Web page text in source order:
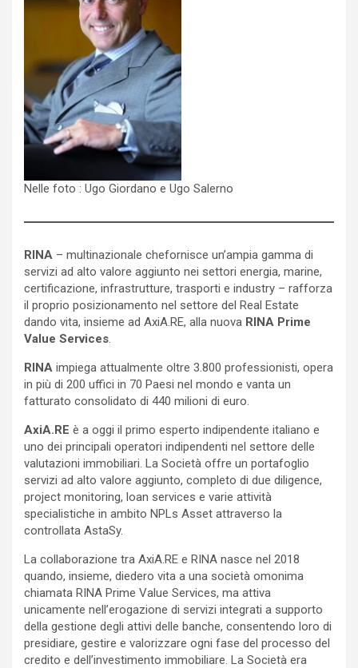
Nelle foto : Ugo Giordano e Ugo Salerno
RINA – multinazionale chefornisce un’ampia gamma di
servizi ad alto valore aggiunto nei settori energia, marine,
certificazione, infrastrutture, trasporti e industry – rafforza
il proprio posizionamento nel settore del Real Estate
dando vita, insieme ad AxiA.RE, alla nuova RINA Prime
Value Services
RINA impiega attualmente oltre 3.800 professionisti, opera
in più di 200 uffici in 70 Paesi nel mondo e vanta un
fatturato consolidato di 440 milioni di euro.
AxiA.RE è a oggi il primo esperto indipendente italiano e
uno dei principali operatori indipendenti nel settore delle
valutazioni immobiliari. La Società offre un portafoglio
servizi ad alto valore aggiunto, completo di due diligence,
project monitoring, loan services e varie attività
specialistiche in ambito NPLs Asset attraverso la
controllata AstaSy.
La collaborazione tra AxiA.RE e RINA nasce nel 2018
quando, insieme, diedero vita a una società omonima
chiamata RINA Prime Value Services, ma attiva
unicamente nell’erogazione di servizi integrati a supporto
della gestione degli attivi delle banche, consentendo loro di
presidiare, gestire e valorizzare ogni fase del processo del
credito e dell’investimento immobiliare. La Società era